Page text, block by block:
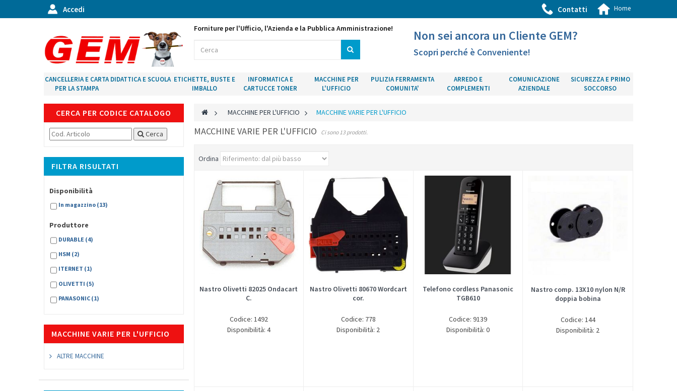
Accedi Contatti Home
Forniture per l'Ufficio, l'Azienda e la Pubblica Amministrazione! Non sei ancora un Cliente GEM?
Scopri perché è Conveniente!
CANCELLERIA E CARTA
PER LA STAMPA
DIDATTICA E SCUOLA ETICHETTE, BUSTE E
IMBALLO
INFORMATICA E
CARTUCCE TONER
MACCHINE PER
L'UFFICIO
PULIZIA FERRAMENTA
COMUNITA'
ARREDO E
COMPLEMENTI
COMUNICAZIONE
AZIENDALE
SICUREZZA E PRIMO
SOCCORSO
CERCA PER CODICE CATALOGO
Cerca
FILTRA RISULTATI
Disponibilità
In magazzino (13)
Produttore
DURABLE (4)
HSM (2)
ITERNET (1)
OLIVETTI (5)
PANASONIC (1)
MACCHINE VARIE PER L'UFFICIO
ALTRE MACCHINE
> MACCHINE PER L'UFFICIO > MACCHINE VARIE PER L'UFFICIO
MACCHINE VARIE PER L'UFFICIO Ci sono 13 prodotti.
Ordina
Nastro Olivetti 82025 Ondacart
C.
Codice: 1492
Disponibilità: 4
Nastro Olivetti 80670 Wordcart
cor.
Codice: 778
Disponibilità: 2
Telefono cordless Panasonic
TGB610
Codice: 9139
Disponibilità: 0
Nastro comp. 13X10 nylon N/R
doppia bobina
Codice: 144
Disponibilità: 2